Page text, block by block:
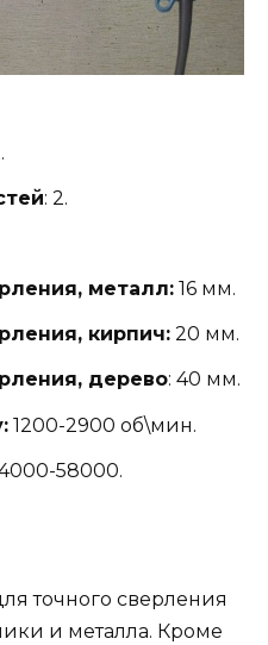
: 2.
металл: 16 мм.
кирпич: 20 мм.
дерево: 40 мм.
1200-2900 об\мин.
58000.
точного сверления
и металла. Кроме